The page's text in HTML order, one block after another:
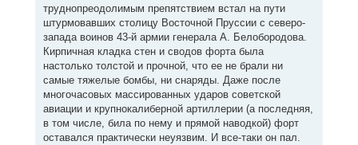
труднопреодолимым препятствием встал на пути
штурмовавших столицу Восточной Пруссии с северо-
запада воинов 43-й армии генерала А. Белобородова.
Кирпичная кладка стен и сводов форта была
настолько толстой и прочной, что ее не брали ни
самые тяжелые бомбы, ни снаряды. Даже после
многочасовых массированных ударов советской
авиации и крупнокалиберной артиллерии (а последняя,
в том числе, била по нему и прямой наводкой) форт
оставался практически неуязвим. И все-таки он пал.